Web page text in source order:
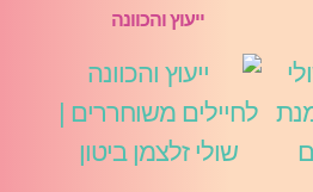
ייעוץ והכוונה